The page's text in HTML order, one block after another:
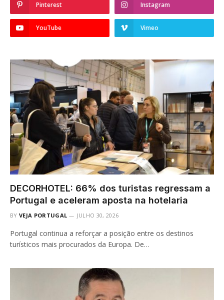
Pinterest Instagram
YouTube Vimeo
DECORHOTEL: 66% dos turistas regressam a
Portugal e aceleram aposta na hotelaria
BY VEJA PORTUGAL JULHO 30, 2026
Portugal continua a reforçar a posição entre os destinos
turísticos mais procurados da Europa. De…